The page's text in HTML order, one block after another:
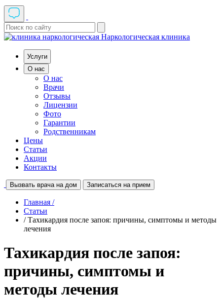
Наркологическая клиника
Услуги
О нас
О нас
Врачи
Отзывы
Лицензии
Фото
Гарантии
Родственникам
Цены
Статьи
Акции
Контакты
Вызвать врача на дом Записаться на прием
Главная /
Статьи
/ Тахикардия после запоя: причины, симптомы и методы
лечения
Тахикардия после запоя:
причины, симптомы и
методы лечения